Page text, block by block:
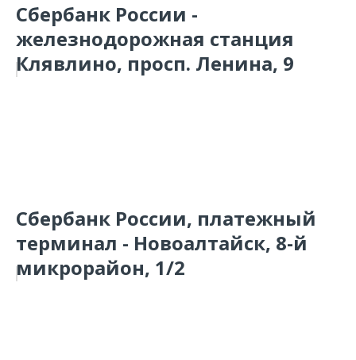
Сбербанк России -
железнодорожная станция
Клявлино, просп. Ленина, 9
Сбербанк России, платежный
терминал - Новоалтайск, 8-й
микрорайон, 1/2